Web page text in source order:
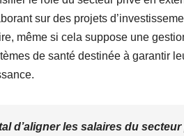
sur des projets
même si cela suppose une
de santé destinée à garantir
d’aligner les salaires du